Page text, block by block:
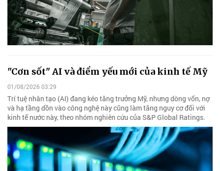
"Cơn sốt" AI và điểm yếu mới của kinh tế Mỹ
01/08/2026 03:29
Trí tuệ nhân tạo (AI) đang kéo tăng trưởng Mỹ, nhưng dòng vốn, nợ
và hạ tầng dồn vào công nghệ này cũng làm tăng nguy cơ đối với
kinh tế nước này, theo nhóm nghiên cứu của S&P Global Ratings.